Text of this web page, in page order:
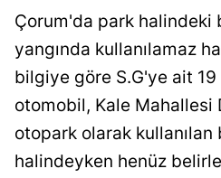
Çorum'da park halindeki
yangında kullanılamaz
bilgiye göre S.G'ye ait 19
otomobil, Kale Mahallesi
otopark olarak
halindeyken henüz